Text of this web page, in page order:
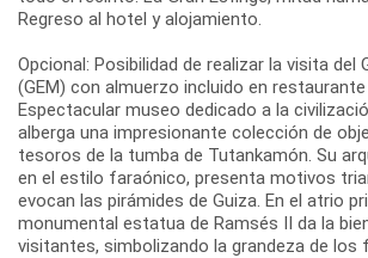
Regreso al hotel y alojamiento.
Opcional: Posibilidad de realizar la visita del
(GEM) con almuerzo incluido en restaurante
Espectacular museo dedicado a la
alberga una impresionante colección de
tesoros de la tumba de Tutankamón. Su
en el estilo faraónico, presenta motivos
evocan las pirámides de Guiza. En el atrio
monumental estatua de Ramsés II da la
visitantes, simbolizando la grandeza de los